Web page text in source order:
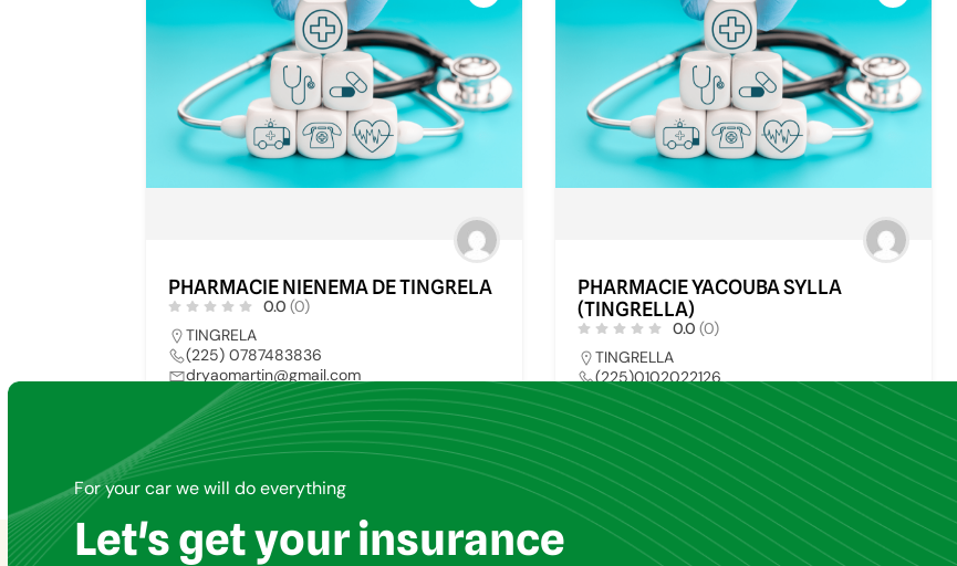
PHARMACIE NIENEMA DE TINGRELA
0.0 (0)
TINGRELA
(225) 0787483836
dryaomartin@gmail.com
PHARMACIE 60
PHARMACIE YACOUBA SYLLA
(TINGRELLA)
0.0 (0)
TINGRELLA
(225)0102022126
pharmays@yahoo.fr
PHARMACIE 34
For your car we will do everything
Let's get your insurance